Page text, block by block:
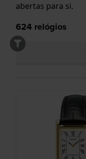
abertas para si.
624 relógios